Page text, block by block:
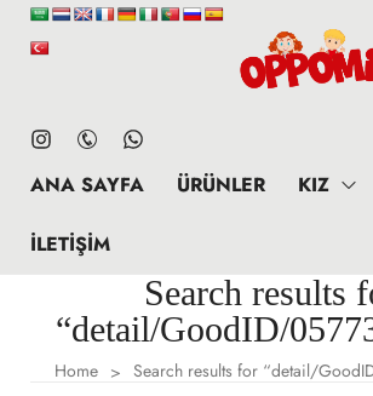
ANA SAYFA ÜRÜNLER KIZ
İLETIŞIM
Search results
“detail/GoodID/
Home > Search results for “detail/